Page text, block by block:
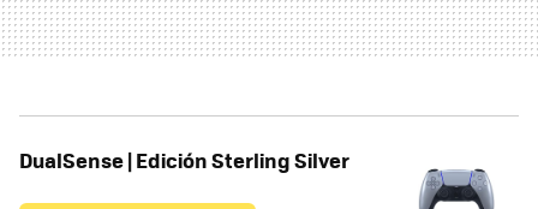
DualSense | Edición Sterling Silver